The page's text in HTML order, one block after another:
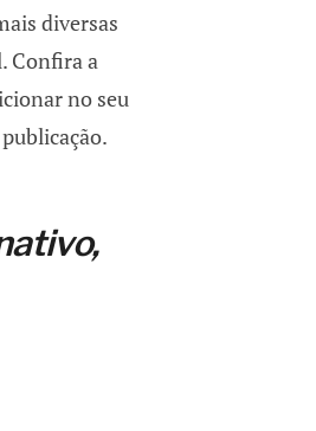
diversas
Confira a
no seu